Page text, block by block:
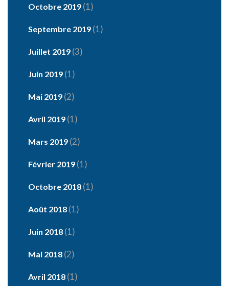
Octobre 2019 (1)
Septembre 2019 (1)
Juillet 2019 (3)
Juin 2019 (1)
Mai 2019 (2)
Avril 2019 (1)
Mars 2019 (2)
Février 2019 (1)
Octobre 2018 (1)
Août 2018 (1)
Juin 2018 (1)
Mai 2018 (2)
Avril 2018 (1)